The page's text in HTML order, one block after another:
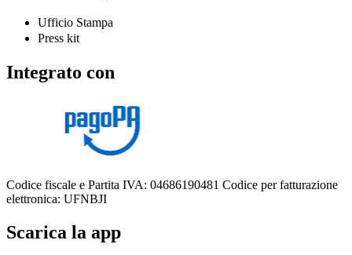
Ufficio Stampa
Press kit
Integrato con
Codice fiscale e Partita IVA: 04686190481 Codice per fatturazione
elettronica: UFNBJI
Scarica la app